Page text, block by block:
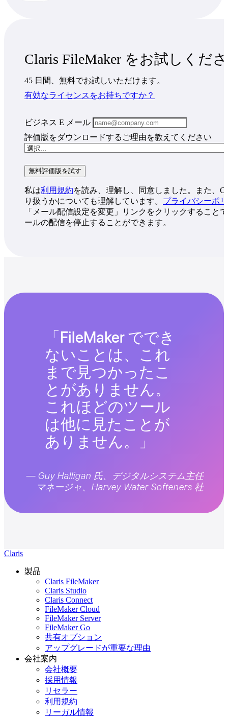
Claris FileMaker をお試しくだ
45 日間、無料でお試しいただけます。
有効なライセンスをお持ちですか？
ビジネス E メール
評価版をダウンロードするご理由を教えてください
私は利用規約を読み、理解し、同意しました。また、
り扱うかについても理解しています。 プライバシーポ
「メール配信設定を変更」リンクをクリックすること
ールの配信を停止することができます。
FileMaker ででき
ないことは、これ
まで見つかったこ
とがありません。
これほどのツール
は他に見たことが
ありません。
— Guy Halligan 氏、デジタルシステム主任
マネージャ、Harvey Water Softeners 社
Claris
製品
Claris FileMaker
Claris Studio
Claris Connect
FileMaker Cloud
FileMaker Server
FileMaker Go
共有オプション
アップグレードが重要な理由
会社案内
会社概要
採用情報
リセラー
利用規約
リーガル情報